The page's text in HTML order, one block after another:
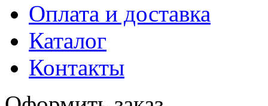
Оплата и доставка
Каталог
Контакты